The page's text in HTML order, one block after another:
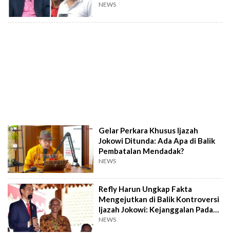
NEWS
Gelar Perkara Khusus Ijazah
Jokowi Ditunda: Ada Apa di Balik
Pembatalan Mendadak?
NEWS
Refly Harun Ungkap Fakta
Mengejutkan di Balik Kontroversi
Ijazah Jokowi: Kejanggalan Pada
Kasmudjo
NEWS